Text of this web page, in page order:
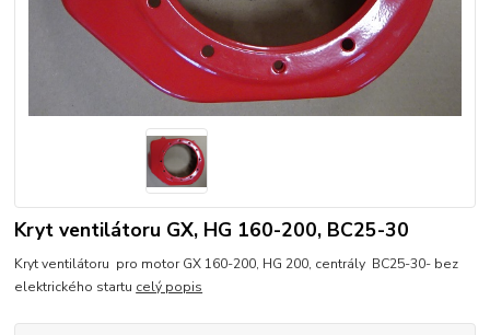
Kryt ventilátoru GX, HG 160-200, BC25-30
Kryt ventilátoru pro motor GX 160-200, HG 200, centrály BC25-30- bez
elektrického startu celý popis